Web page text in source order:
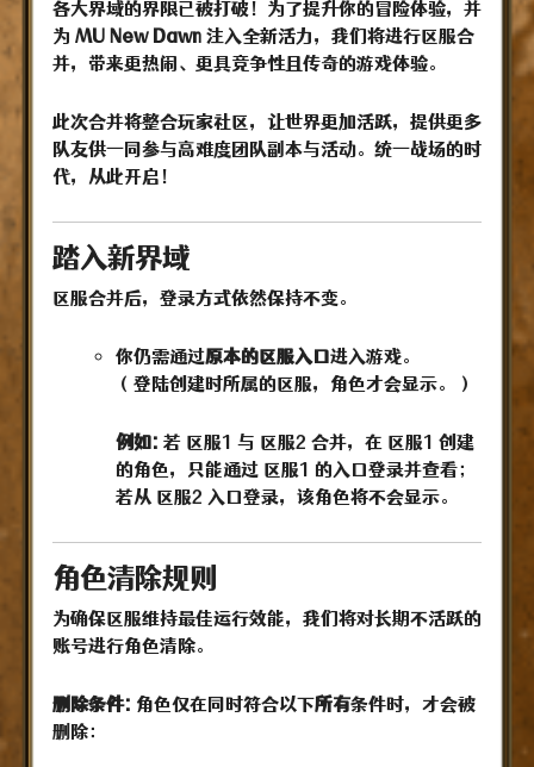
各大界域的界限已被打破！为了提升你的冒险体验，并
为 MU New Dawn 注入全新活力，我们将进行区服合
并，带来更热闹、更具竞争性且传奇的游戏体验。
此次合并将整合玩家社区，让世界更加活跃，提供更多
队友供一同参与高难度团队副本与活动。统一战场的时
代，从此开启！
踏入新界域
区服合并后，登录方式依然保持不变。
你仍需通过原本的区服入口进入游戏。
（登陆创建时所属的区服，角色才会显示。）
例如: 若 区服1 与 区服2 合并，在 区服1 创建
的角色，只能通过 区服1 的入口登录并查看；
若从 区服2 入口登录，该角色将不会显示。
角色清除规则
为确保区服维持最佳运行效能，我们将对长期不活跃的
账号进行角色清除。
删除条件: 角色仅在同时符合以下所有条件时，才会被
删除：